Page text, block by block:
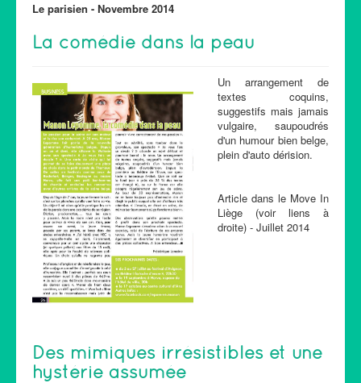
Le parisien - Novembre 2014
La comédie dans la peau
Un arrangement de
textes coquins,
suggestifs mais jamais
vulgaire, saupoudrés
d'un humour bien belge,
plein d'auto dérision.
Article dans le Move In
Liège (voir liens à
droite) - Juillet 2014
Des mimiques irrésistibles et une
hystérie assumée